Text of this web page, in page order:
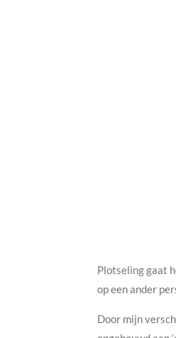
Plotseling gaat
op een ander
Door mijn